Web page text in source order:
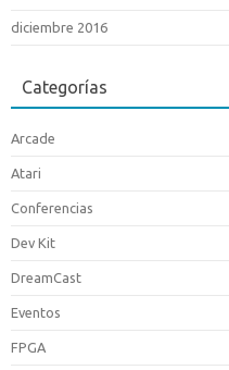
diciembre 2016
Categorías
Arcade
Atari
Conferencias
Dev Kit
DreamCast
Eventos
FPGA